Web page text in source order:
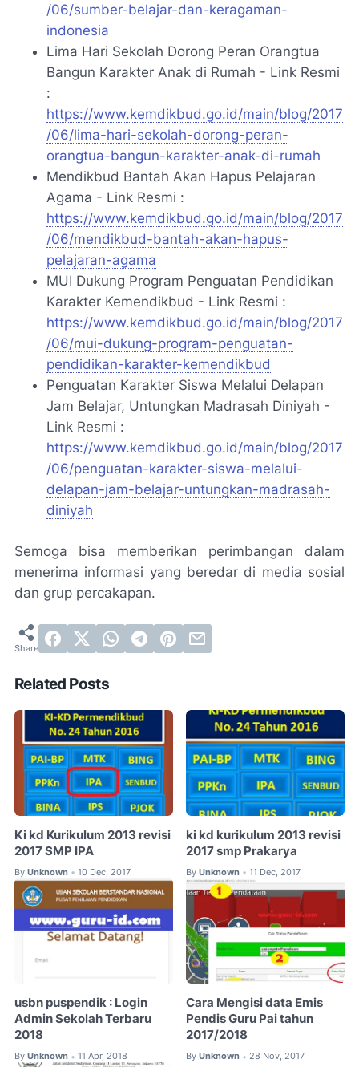
/06/sumber-belajar-dan-keragaman-
indonesia
Lima Hari Sekolah Dorong Peran Orangtua
Bangun Karakter Anak di Rumah - Link Resmi
:
https://www.kemdikbud.go.id/main/blog/2017
/06/lima-hari-sekolah-dorong-peran-
orangtua-bangun-karakter-anak-di-rumah
Mendikbud Bantah Akan Hapus Pelajaran
Agama - Link Resmi :
https://www.kemdikbud.go.id/main/blog/2017
/06/mendikbud-bantah-akan-hapus-
pelajaran-agama
MUI Dukung Program Penguatan Pendidikan
Karakter Kemendikbud - Link Resmi :
https://www.kemdikbud.go.id/main/blog/2017
/06/mui-dukung-program-penguatan-
pendidikan-karakter-kemendikbud
Penguatan Karakter Siswa Melalui Delapan
Jam Belajar, Untungkan Madrasah Diniyah -
Link Resmi :
https://www.kemdikbud.go.id/main/blog/2017
/06/penguatan-karakter-siswa-melalui-
delapan-jam-belajar-untungkan-madrasah-
diniyah
Semoga bisa memberikan perimbangan dalam
menerima informasi yang beredar di media sosial
dan grup percakapan.
Related Posts
Ki kd Kurikulum 2013 revisi
2017 SMP IPA
By Unknown • 10 Dec, 2017
ki kd kurikulum 2013 revisi
2017 smp Prakarya
By Unknown • 11 Dec, 2017
usbn puspendik : Login
Admin Sekolah Terbaru
2018
By Unknown • 11 Apr, 2018
Cara Mengisi data Emis
Pendis Guru Pai tahun
2017/2018
By Unknown • 28 Nov, 2017